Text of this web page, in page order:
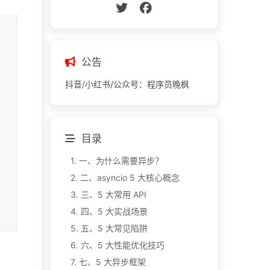
公告
抖音/小红书/公众号：程序员晚枫
目录
1. 一、为什么需要异步？
2. 二、asyncio 5 大核心概念
3. 三、5 大常用 API
4. 四、5 大实战场景
5. 五、5 大常见陷阱
6. 六、5 大性能优化技巧
7. 七、5 大异步框架